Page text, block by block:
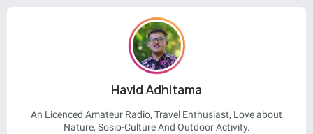
Havid Adhitama
An Licenced Amateur Radio, Travel Enthusiast, Love about
Nature, Sosio-Culture And Outdoor Activity.